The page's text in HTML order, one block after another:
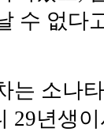
수 없다
는 소나
29년생